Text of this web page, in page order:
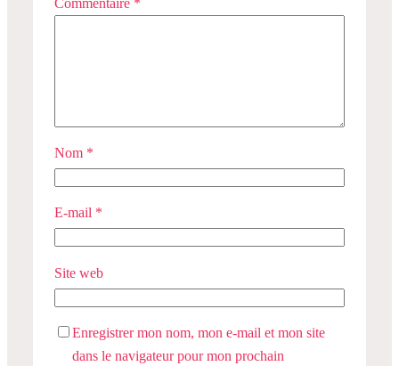
Nom *
E-mail *
Site web
Enregistrer mon nom, mon e-mail et mon site
dans le navigateur pour mon prochain